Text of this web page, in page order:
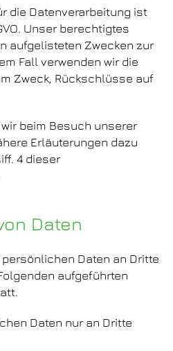
die Datenverarbeitung ist
Unser berechtigtes
aufgelisteten Zwecken zur
Fall verwenden wir die
Zweck, Rückschlüsse auf
beim Besuch unserer
Erläuterungen dazu
4 dieser
Daten
Daten an Dritte
aufgeführten
Daten nur an Dritte